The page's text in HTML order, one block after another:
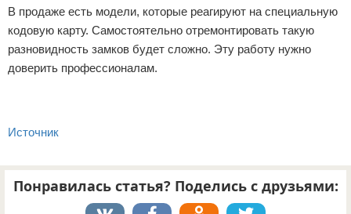
В продаже есть модели, которые реагируют на специальную
кодовую карту. Самостоятельно отремонтировать такую
разновидность замков будет сложно. Эту работу нужно
доверить профессионалам.
Источник
Понравилась статья? Поделись с друзьями: